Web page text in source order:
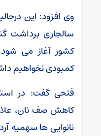
وی افزود: این
سالجاری برداشت
کشور آغاز می
کمبودی نخواهیم
فتحی گفت: در
کاهش صف نان،
نانوایی ها سهمیه